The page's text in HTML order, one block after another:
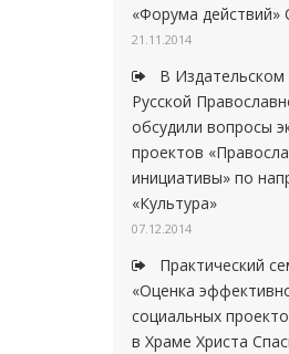
«Форума
21.11.2014
В Издательском
Русской
обсудили вопросы
проектов
инициативы» по
«Культура»
07.12.2014
Практический
«Оценка
социальных
в Храме Христа